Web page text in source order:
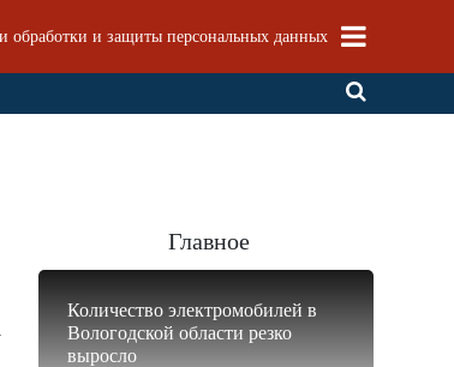
обработки и защиты персональных данных
Главное
Количество электромобилей в
Вологодской области резко
выросло